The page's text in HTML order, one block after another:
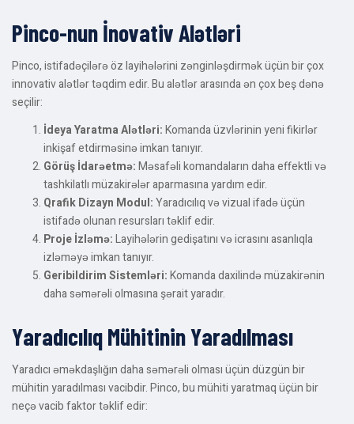
Pinco-nun İnovativ Alətləri
Pinco, istifadəçilərə öz layihələrini zənginləşdirmək üçün bir çox
innovativ alətlər təqdim edir. Bu alətlər arasında ən çox beş dənə
seçilir:
İdeya Yaratma Alətləri:Komanda üzvlərinin yeni fikirlər
inkişaf etdirməsinə imkan tanıyır.
Görüş İdarəetmə:Məsafəli komandaların daha effektli və
tashkilatlı müzakirələr aparmasına yardım edir.
Qrafik Dizayn Modul:Yaradıcılıq və vizual ifadə üçün
istifadə olunan resursları təklif edir.
Proje İzləmə:Layihələrin gedişatını və icrasını asanlıqla
izləməyə imkan tanıyır.
Geribildirim Sistemləri:Komanda daxilində müzakirənin
daha səmərəli olmasına şərait yaradır.
Yaradıcılıq Mühitinin Yaradılması
Yaradıcı əməkdaşlığın daha səmərəli olması üçün düzgün bir
mühitin yaradılması vacibdir. Pinco, bu mühiti yaratmaq üçün bir
neçə vacib faktor təklif edir: